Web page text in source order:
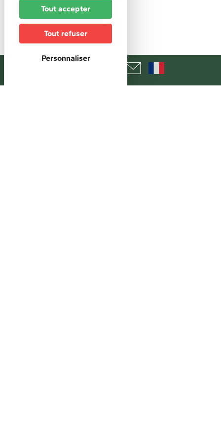
Accès libre
Réservation
Réservation obligatoire
Tout accepter
Tout refuser
Personnaliser